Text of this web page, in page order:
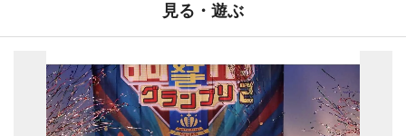
見る・遊ぶ